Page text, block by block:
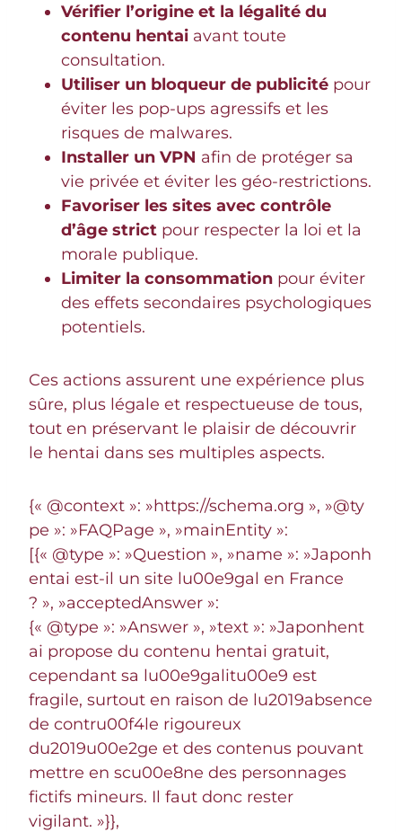
Vérifier l’origine et la légalité du
contenu hentai avant toute
consultation.
Utiliser un bloqueur de publicité pour
éviter les pop-ups agressifs et les
risques de malwares.
Installer un VPN afin de protéger sa
vie privée et éviter les géo-restrictions.
Favoriser les sites avec contrôle
d’âge strict pour respecter la loi et la
morale publique.
Limiter la consommation pour éviter
des effets secondaires psychologiques
potentiels.
Ces actions assurent une expérience plus
sûre, plus légale et respectueuse de tous,
tout en préservant le plaisir de découvrir
le hentai dans ses multiples aspects.
{« @context »: »https://schema.org », »@ty
pe »: »FAQPage », »mainEntity »:
[{« @type »: »Question », »name »: »Japonh
entai est-il un site lu00e9gal en France
? », »acceptedAnswer »:
{« @type »: »Answer », »text »: »Japonhent
ai propose du contenu hentai gratuit,
cependant sa lu00e9galitu00e9 est
fragile, surtout en raison de lu2019absence
de contru00f4le rigoureux
du2019u00e2ge et des contenus pouvant
mettre en scu00e8ne des personnages
fictifs mineurs. Il faut donc rester
vigilant. »}},